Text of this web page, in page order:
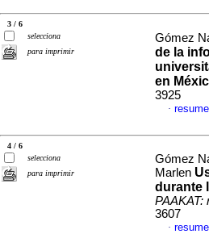
3 / 6
selecciona
para imprimir
Gómez
de la
en
3925
·
4 / 6
selecciona
para imprimir
Gómez
Marlen
durante
PAAKAT:
3607
·